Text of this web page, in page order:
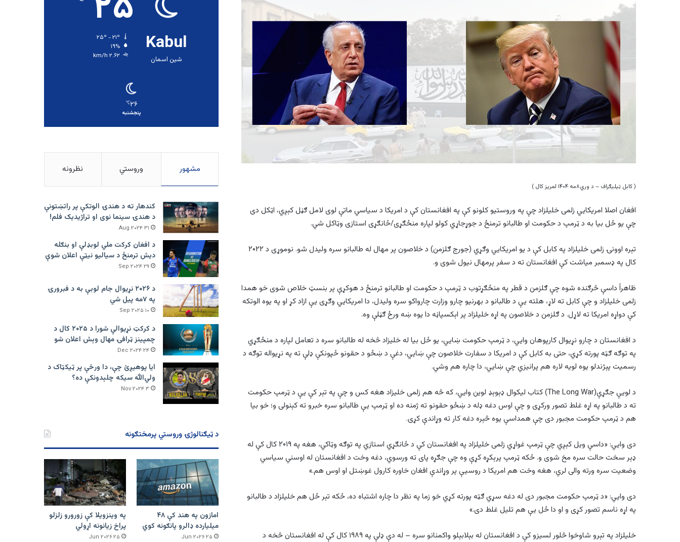
( کابل ټیلیګراف – د وري۸مه ۱۴۰۴ لمریز کال )
افغان اصلا امریکايي زلمی خلیلزاد چې په وروستيو کلونو کې په افغانستان کې د امریکا د سیاسي ماتې لوی لامل ګڼل کېږي، اټکل دی
چې يو ځل بیا به د ټرمپ د حکومت او طالبانو ترمنځ د جوړجاړي کولو لپاره منځګړی/ځانګړی استازی وټاکل شي.
تېره اوونۍ زلمی خلیلزاد په کابل کې د يو امریکايي وګړي (جورج ګلزمن) د خلاصون پر مهال له طالبانو سره ولیدل شو. نوموړی د ۲۰۲۲
کال په ډسمبر میاشت کې افغانستان ته د سفر پرمهال نيول شوی و.
ظاهراً داسې څرګنده شوه چې ګلزمن د قطر په منځګړتوب د ټرمپ د حکومت او طالبانو ترمنځ د هوکړې پر بنسټ خلاص شوی خو همدا
زلمی خلیلزاد و چې کابل ته لاړ، هلته يې د طالبانو د بهرنيو چارو وزارت چارواکو سره ولیدل، دا امریکايي وګړی يې ازاد کړ او په يوه الوتکه
کې دواړه امریکا ته لاړل. د ګلزمن د خلاصون په اړه خلیلزاد پر اېکسپاڼه دا يوه ښه ورځ ګڼلې وه.
د افغانستان د چارو نړيوال کارپوهان وايي، د ټرمپ حکومت ښايي، يو ځل بیا له خلیزاد څخه له طالبانو سره د تعامل لپاره د منځګړي
په توګه ګټه پورته کړي، حتی به کابل کې د امریکا د سفارت خلاصون چې ښايي، دغې د ښځو د حقونو ځپونکې ډلې ته په نړيواله توګه د
رسميت پېژندلو يوه لویه لاره هم پرانيزي چې ښايي، دا چاره هم وشي.
د لویې جګړې(The Long War) کتاب لیکوال ډېوېډ لوین وايي، که څه هم زلمی خلیزاد هغه کس و چې په تېر کې يې د ټرمپ حکومت
ته د طالبانو په اړه غلط تصور ورکړی و چې اوس دغه ډله د ښځو حقونو ته ژمنه ده او ټرمپ يې طالبانو سره خبرو ته کېنولی و؛ خو بیا
هم د ټرمپ حکومت مجبور دی چې همداسې يوه څېره دغه کار ته وړاندې کړی.
دی وايي: «داسې ویل کېږي چې ټرمپ غواړي زلمی خلیلزاد په افغانستان کې د ځانګړي استازي په توګه وټاکي، هغه په ۲۰۱۹ کال کې له
ډېر سخت حالت سره مخ شوی و. ځکه ټرمپ پرېکړه کړې وه چې جګړه پای ته ورسوي، دغه وخت د افغانستان له اوسني سیاسي
وضعيت سره ورته والی لري، هغه وخت هم امریکا د روسیې پر وړاندې افغان خاوره کارول غوښتل او اوس هم.»
دی وايي: «د ټرمپ حکومت مجبور دی له دغه سړي ګټه پورته کړي خو زما په نظر دا چاره اشتباه ده، ځکه تېر ځل هم خلیلزاد د طالبانو
په اړه ناسم تصور کړی و او دا ځل يې هم تلیل غلط دی.»
خلیلزاد په تېرو شاوخوا څلور لسیزو کې د افغانستان له بېلابېلو واکمنانو سره – له دې ډلې په ۱۹۸۹ کال کې له افغانستان څخه د
Kabul
شین اسمان
۱۹%
۲.۶۲ km/h
۲۶℃
پنجشنبه
مشهور وروستي نظرونه
کندهار ته د هندۍ الوتکې پر راتښتونې
د هندۍ سینما نوی او تراژيديک فلم!
۳۱ Aug ۲۰۲۴
د افغان کرکت ملي لوبډلې او بنګله
دیش ترمنځ د سیالیو نیټې اعلان شوې
۲۹ Sep ۲۰۲۴
د ۲۰۲۶ نړیوال جام لوبې به د فبرورۍ
په ۷مه پیل شي
۱۰ Sep ۲۰۲۵
د کرکټ نړیوالې شورا د ۲۰۲۵ کال د
چمپینز ټرافۍ مهال وېش اعلان شو
۲۴ Dec ۲۰۲۴
ایا پوهیږئ چې، دا ورځې پر ټيکټاک د
ولي‌الله سیکه چلېدونکې ده؟
۳ Nov ۲۰۲۴
د ټیګنالوژۍ وروستي پرمختګونه
امازون په هند کې ۴۸
میلیارده ډالرو پانګونه کوي
۲۵ Jun ۲۰۲۶
په وینزویلا کې زورورو زلزلو
پراخ زیانونه اړولي
۲۵ Jun ۲۰۲۶